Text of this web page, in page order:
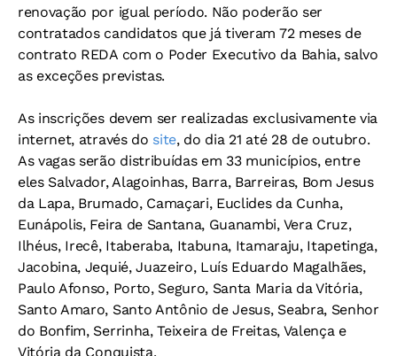
renovação por igual período. Não poderão ser
contratados candidatos que já tiveram 72 meses de
contrato REDA com o Poder Executivo da Bahia, salvo
as exceções previstas.
As inscrições devem ser realizadas exclusivamente via
internet, através do site, do dia 21 até 28 de outubro.
As vagas serão distribuídas em 33 municípios, entre
eles Salvador, Alagoinhas, Barra, Barreiras, Bom Jesus
da Lapa, Brumado, Camaçari, Euclides da Cunha,
Eunápolis, Feira de Santana, Guanambi, Vera Cruz,
Ilhéus, Irecê, Itaberaba, Itabuna, Itamaraju, Itapetinga,
Jacobina, Jequié, Juazeiro, Luís Eduardo Magalhães,
Paulo Afonso, Porto, Seguro, Santa Maria da Vitória,
Santo Amaro, Santo Antônio de Jesus, Seabra, Senhor
do Bonfim, Serrinha, Teixeira de Freitas, Valença e
Vitória da Conquista.